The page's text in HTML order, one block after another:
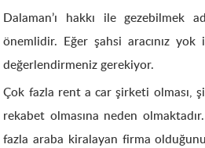
Dalaman’ı hakkı ile gezebilmek
önemlidir. Eğer şahsi aracınız
değerlendirmeniz gerekiyor.
Çok fazla rent a car şirketi olması,
rekabet olmasına neden
fazla araba kiralayan firma